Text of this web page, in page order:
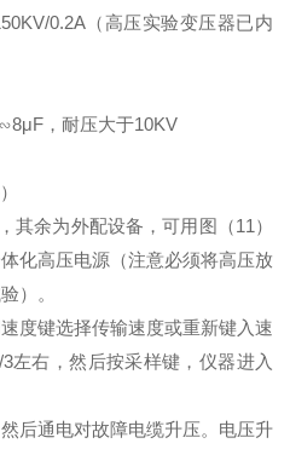
0.2A（高压实验变压器已内
，耐压大于10KV
其余为外配设备，可用图（11）
化高压电源（注意必须将高压放
）。
度键选择传输速度或重新键入速
左右，然后按采样键，仪器进入
后通电对故障电缆升压。电压升